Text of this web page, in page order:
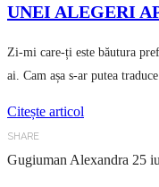
UNEI ALEGERI
Zi-mi care-ți este băutura
ai. Cam așa s-ar putea
Citește articol
SHARE
Gugiuman Alexandra 25